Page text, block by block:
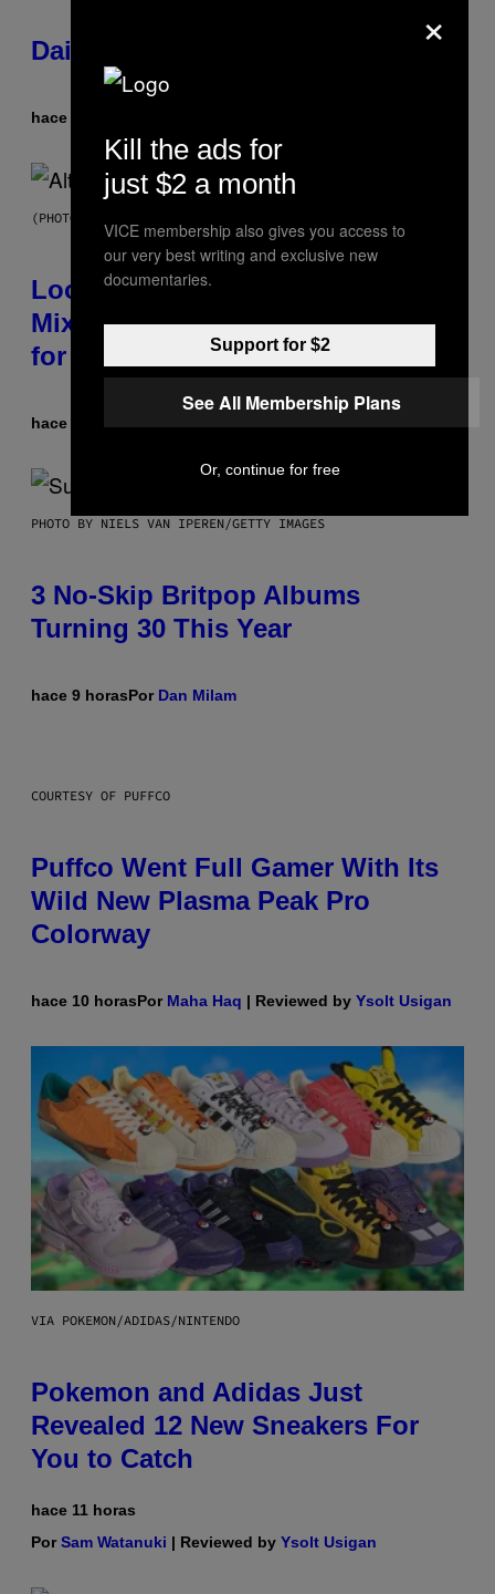
Daily Horoscope: August 6, 2026
hace 3 horas
(PHOTO BY MICK HUTSON/REDFERNS)
Looking For the Perfect Alt-Rock
Mixtape for Your Boo? I Made It
for You Already
hace 9 horas
PHOTO BY NIELS VAN IPEREN/GETTY IMAGES
3 No-Skip Britpop Albums
Turning 30 This Year
hace 9 horasPor Dan Milam
COURTESY OF PUFFCO
Puffco Went Full Gamer With Its
Wild New Plasma Peak Pro
Colorway
hace 10 horasPor Maha Haq | Reviewed by Ysolt Usigan
VIA POKEMON/ADIDAS/NINTENDO
Pokemon and Adidas Just
Revealed 12 New Sneakers For
You to Catch
hace 11 horas
PorSam Watanuki | Reviewed by Ysolt Usigan
×
Kill the ads for
just $2 a month
VICE membership also gives you access to
our very best writing and exclusive new
documentaries.
Support for $2
See All Membership Plans
Or, continue for free